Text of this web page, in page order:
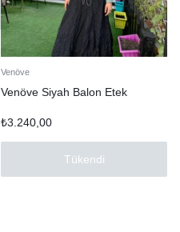
Venöve
Venöve Siyah Balon Etek
₺3.240,00
Tükendi